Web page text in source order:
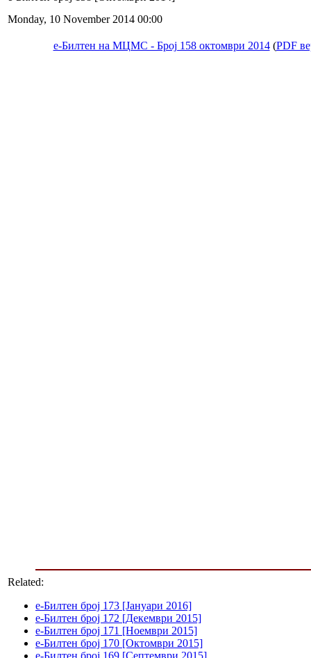
Monday, 10 November 2014 00:00
е-Билтен на МЦМС - Број 158 октомври 2014(PDF
Related:
е-Билтен број 173 [Јануари 2016]
е-Билтен број 172 [Декември 2015]
е-Билтен број 171 [Ноември 2015]
е-Билтен број 170 [Октомври 2015]
е-Билтен број 169 [Септември 2015]